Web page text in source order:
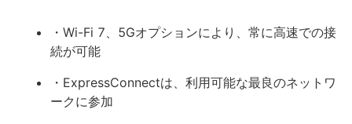
・Wi-Fi 7、5Gオプションにより、常に高速での接
続が可能
・ExpressConnectは、利用可能な最良のネットワ
ークに参加